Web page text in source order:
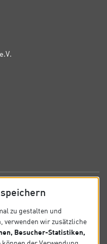
Kontakt
zu gestalten und
verwenden wir zusätzliche
Besucher-Statistiken,